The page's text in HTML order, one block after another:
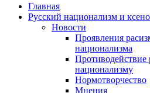
Главная
Русский национализм и
Новости
Проявления
национализма
Противодействие
национализму
Нормотворчество
Мнения